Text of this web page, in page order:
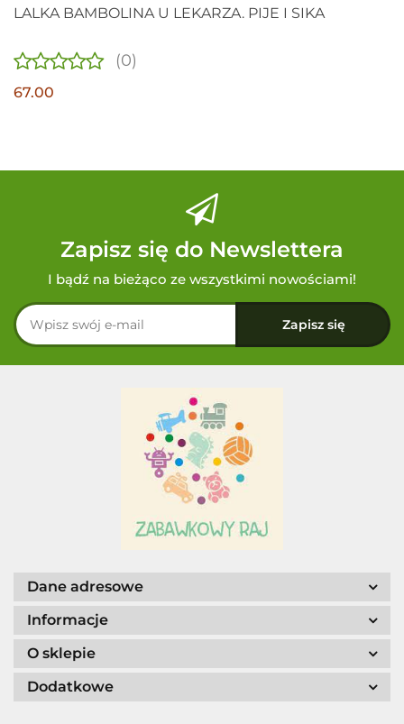
LALKA BAMBOLINA U LEKARZA. PIJE I SIKA
(0)
67.00
Zapisz się do Newslettera
I bądź na bieżąco ze wszystkimi nowościami!
Dane adresowe
Informacje
O sklepie
Dodatkowe